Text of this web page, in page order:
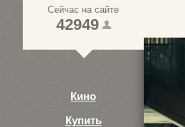
Сейчас на сайте
42949
Кино
Купить